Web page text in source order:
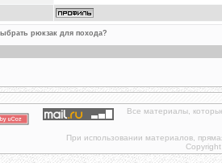
рюкзак для похода?
Все материалы,
При использовании материалов,